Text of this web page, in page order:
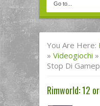
You Are Here:
» Videogiochi »
Stop Di
Rimworld: 12